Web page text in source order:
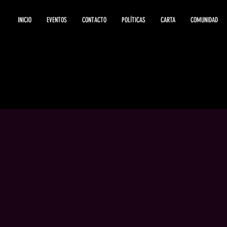
INICIO EVENTOS CONTACTO POLÍTICAS CARTA COMUNIDAD